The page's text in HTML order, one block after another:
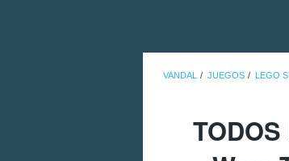
VANDAL JUEGOS LEGO